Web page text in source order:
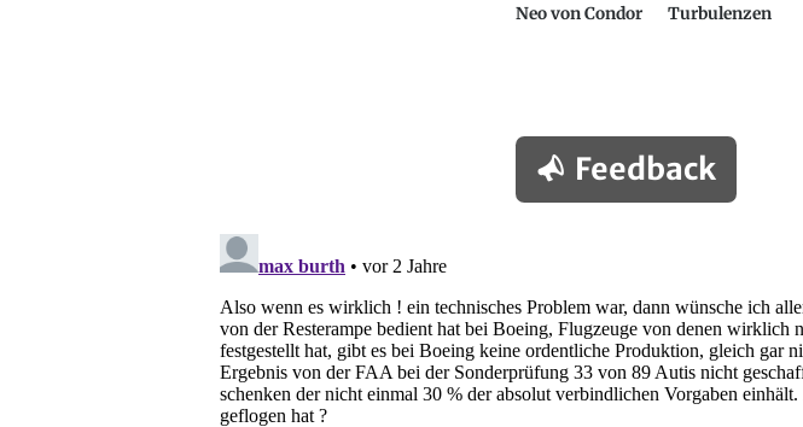
Neo von Condor
Turbulenzen
Feedback